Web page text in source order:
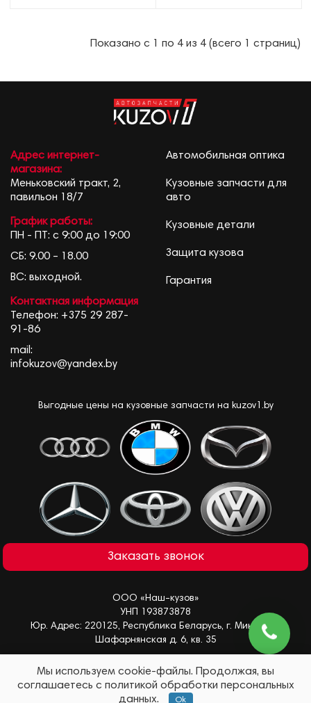
Показано с 1 по 4 из 4 (всего 1 страниц)
Адрес интернет-
магазина:
Меньковский тракт, 2,
павильон 18/7
График работы:
ПН - ПТ: с 9:00 до 19:00
СБ: 9.00 – 18.00
ВС: выходной.
Контактная информация
Телефон: +375 29 287-
91-86
mail:
infokuzov@yandex.by
Автомобильная оптика
Кузовные запчасти для
авто
Кузовные детали
Защита кузова
Гарантия
Выгодные цены на кузовные запчасти на kuzov1.by
Заказать звонок
ООО «Наш-кузов»
УНП 193873878
Юр. Адрес: 220125, Республика Беларусь, г. Минск, ул.
Шафарнянская д. 6, кв. 35
Copyright © 2026 | Разработка и продвижение сайта
Мы используем cookie-файлы. Продолжая, вы
соглашаетесь с политикой обработки персональных
данных.
Ok
Помощь в подборе